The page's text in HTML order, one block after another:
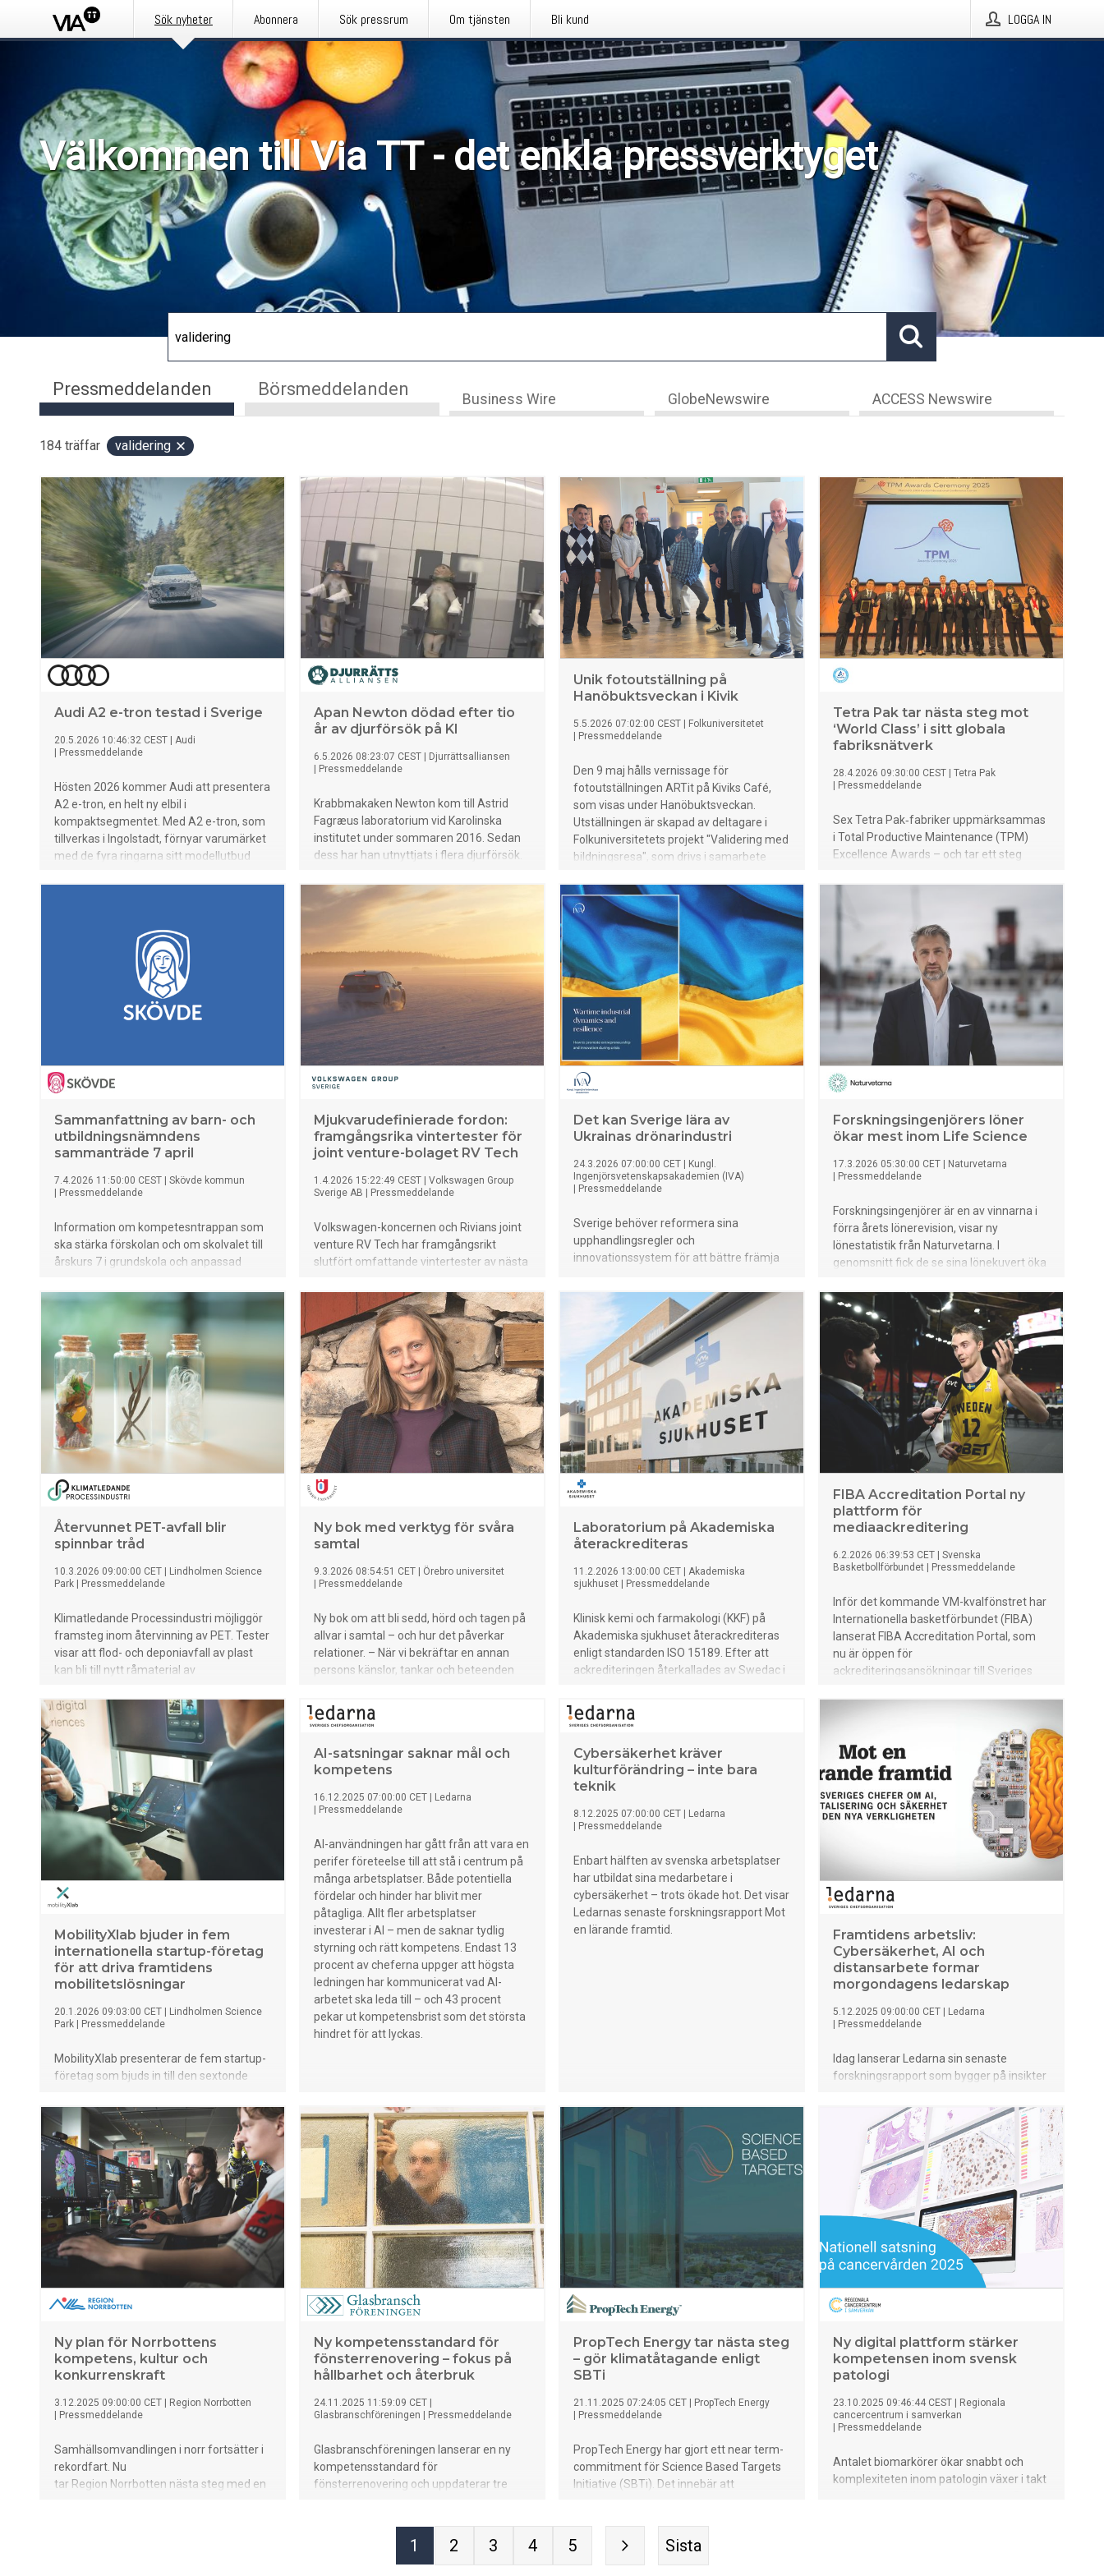
Sök nyheter Abonnera Sök pressrum Om tjänsten Bli kund LOGGA IN
Välkommen till Via TT - det enkla pressverktyget
Pressmeddelanden Börsmeddelanden Business Wire GlobeNewswire ACCESS Newswire
184 träffar validering
Audi A2 e-tron testad i Sverige
20.5.2026 10:46:32 CEST
Audi
Pressmeddelande
Hösten 2026 kommer Audi att presentera
A2 e-tron, en helt ny elbil i
kompaktsegmentet. Med A2 e-tron, som
tillverkas i Ingolstadt, förnyar varumärket
med de fyra ringarna sitt modellutbud
Apan Newton dödad efter tio
år av djurförsök på KI
6.5.2026 08:23:07 CEST
Djurrättsalliansen
Pressmeddelande
Krabbmakaken Newton kom till Astrid
Fagræus laboratorium vid Karolinska
institutet under sommaren 2016. Sedan
dess har han utnyttjats i flera djurförsök.
haft sår och fått en del av svansen
amputerad. I januari 2026 dödades han.
Unik fotoutställning på
Hanöbuktsveckan i Kivik
5.5.2026 07:02:00 CEST
Folkuniversitetet
Pressmeddelande
Den 9 maj hålls vernissage för
fotoutställningen ARTit på Kiviks Café,
som visas under Hanöbuktsveckan.
Utställningen är skapad av deltagare i
Folkuniversitetets projekt "Validering med
bildningsresa", som drivs i samarbete
Tetra Pak tar nästa steg mot
‘World Class’ i sitt globala
fabriksnätverk
28.4.2026 09:30:00 CEST
Tetra Pak
Pressmeddelande
Sex Tetra Pak‑fabriker uppmärksammas
i Total Productive Maintenance (TPM)
Excellence Awards – och tar ett steg
raden av över 30 fabriker som redan har
uppnått TPM‑erkännande på olika nivåer
Produktionscentret i Kunshan blir först
med TPM Excellence för
produktionscenterverksamhet
Sammanfattning av barn- och
utbildningsnämndens
sammanträde 7 april
7.4.2026 11:50:00 CEST
Skövde kommun
Pressmeddelande
Information om kompetesntrappan som
ska stärka förskolan och om skolvalet till
årskurs 7 i grundskola och anpassad
Mjukvarudefinierade fordon:
framgångsrika vintertester för
joint venture-bolaget RV Tech
1.4.2026 15:22:49 CEST
Volkswagen Group
Sverige AB
Pressmeddelande
Volkswagen-koncernen och Rivians joint
venture RV Tech har framgångsrikt
slutfört omfattande vintertester av nästa
Tester i bland annat Arjeplog bekräftar
att tekniken fungerar tillförlitligt även
under krävande nordiska förhållanden.
Det kan Sverige lära av
Ukrainas drönarindustri
24.3.2026 07:00:00 CET
Kungl.
Ingenjörsvetenskapsakademien (IVA)
Pressmeddelande
Sverige behöver reformera sina
upphandlingsregler och
innovationssystem för att bättre främja
det visar en ny kunskapsöversikt
framtagen på uppdrag av Kungl.
Ingenjörsvetenskapsakademien (IVA).
Översikten kartlägger hur Ukraina på
rekordtid byggt upp en dynamisk
drönarindustri mitt under pågående krig.
Forskningsingenjörers löner
ökar mest inom Life Science
17.3.2026 05:30:00 CET
Naturvetarna
Pressmeddelande
Forskningsingenjörer är en av vinnarna i
förra årets lönerevision, visar ny
lönestatistik från Naturvetarna. I
genomsnitt fick de se sina lönekuvert öka
science-branschen på helheten, där
lönerna ökade i snitt med 4,4 % under
2025, vilket är högre än hela den svenska
arbetsmarknadens ökning på 3,6%.
Återvunnet PET-avfall blir
spinnbar tråd
10.3.2026 09:00:00 CET
Lindholmen Science
Park
Pressmeddelande
Klimatledande Processindustri möjliggör
framsteg inom återvinning av PET. Tester
visar att flod- och deponiavfall av plast
kan bli till nytt råmaterial av
Ny bok med verktyg för svåra
samtal
9.3.2026 08:54:51 CET
Örebro universitet
Pressmeddelande
Ny bok om att bli sedd, hörd och tagen på
allvar i samtal – och hur det påverkar
relationer. – När vi bekräftar en annan
persons känslor, tankar och beteenden
säger Örebroforskaren Sara Edlund, som
skrivit boken tillsammans med
Laboratorium på Akademiska
återackrediteras
11.2.2026 13:00:00 CET
Akademiska
sjukhuset
Pressmeddelande
Klinisk kemi och farmakologi (KKF) på
Akademiska sjukhuset återackrediteras
enligt standarden ISO 15189. Efter att
ackrediteringen återkallades av Swedac i
genomfört ett målmedvetet, mycket
omfattande och hållbart
nu har resulterat i ett nytt beslut.
FIBA Accreditation Portal ny
plattform för
mediaackreditering
6.2.2026 06:39:53 CET
Svenska
Basketbollförbundet
Pressmeddelande
Inför det kommande VM-kvalfönstret har
Internationella basketförbundet (FIBA)
lanserat FIBA Accreditation Portal, som
nu är öppen för
ackrediteringsansökningar till Sveriges
MobilityXlab bjuder in fem
internationella startup-företag
för att driva framtidens
mobilitetslösningar
20.1.2026 09:03:00 CET
Lindholmen Science
Park
Pressmeddelande
MobilityXlab presenterar de fem startup-
företag som bjuds in till den sextonde
markerar en ny fas av samarbete mellan
startup-företag och globala
fordonsledare. Dessa företag som
kommer från Storbritannien, USA,
Kanada och Nederländerna inleder nu ett
sex månader långt program med fokus
på teknisk validering.
AI-satsningar saknar mål och
kompetens
16.12.2025 07:00:00 CET
Ledarna
Pressmeddelande
AI-användningen har gått från att vara en
perifer företeelse till att stå i centrum på
många arbetsplatser. Både potentiella
fördelar och hinder har blivit mer
påtagliga. Allt fler arbetsplatser
investerar i AI – men de saknar tydlig
styrning och rätt kompetens. Endast 13
procent av cheferna uppger att högsta
ledningen har kommunicerat vad AI-
arbetet ska leda till – och 43 procent
pekar ut kompetensbrist som det största
hindret för att lyckas.
Cybersäkerhet kräver
kulturförändring – inte bara
teknik
8.12.2025 07:00:00 CET
Ledarna
Pressmeddelande
Enbart hälften av svenska arbetsplatser
har utbildat sina medarbetare i
cybersäkerhet – trots ökade hot. Det visar
Ledarnas senaste forskningsrapport Mot
en lärande framtid.
Framtidens arbetsliv:
Cybersäkerhet, AI och
distansarbete formar
morgondagens ledarskap
5.12.2025 09:00:00 CET
Ledarna
Pressmeddelande
Idag lanserar Ledarna sin senaste
forskningsrapport som bygger på insikter
Rapporten visar bland annat att en av tio
uppger att de blivit utsatta för ett
cyberangrepp som skadat verksamheten
de senaste 12 månaderna. Nästan sex av
tio chefer har testat generativ AI – men
bara tre av tio har riktlinjer på jobbet. Och
nästan nio av tio chefer vill arbeta mer på
distans i framtiden.
Ny plan för Norrbottens
kompetens, kultur och
konkurrenskraft
3.12.2025 09:00:00 CET
Region Norrbotten
Pressmeddelande
Samhällsomvandlingen i norr fortsätter i
rekordfart. Nu
tar Region Norrbotten nästa steg med en
Ny kompetensstandard för
fönsterrenovering – fokus på
hållbarhet och återbruk
24.11.2025 11:59:09 CET
Glasbranschföreningen
Pressmeddelande
Glasbranschföreningen lanserar en ny
kompetensstandard för
fönsterrenovering och uppdaterar tre
PropTech Energy tar nästa steg
– gör klimatåtagande enligt
SBTi
21.11.2025 07:24:05 CET
PropTech Energy
Pressmeddelande
PropTech Energy har gjort ett near term-
commitment för Science Based Targets
Initiative (SBTi). Det innebär att
linje med Parisavtalet.
Ny digital plattform stärker
kompetensen inom svensk
patologi
23.10.2025 09:46:44 CEST
Regionala
cancercentrum i samverkan
Pressmeddelande
Antalet biomarkörer ökar snabbt och
komplexiteten inom patologin växer i takt
1 2 3 4 5 Sista